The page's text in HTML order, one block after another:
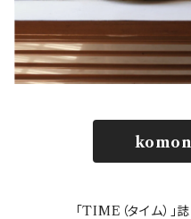
komon
「TIME（タイム）